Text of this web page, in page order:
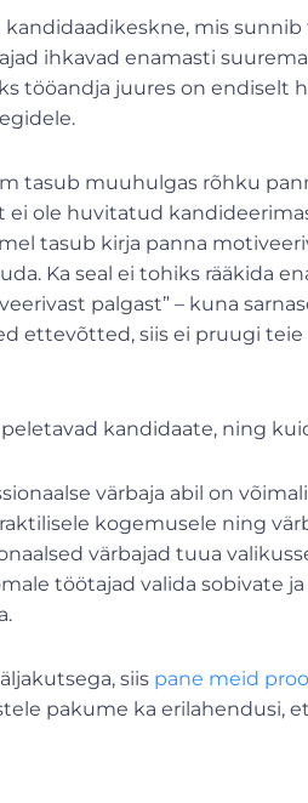
mis
ihkavad enamasti
tööandja juures on endiselt
tasub muuhulgas rõhku
ei ole huvitatud
tasub kirja panna
Ka seal ei tohiks rääkida
palgast” – kuna
ettevõtted, siis ei pruugi
kandidaate, ning
värbaja abil on
kogemusele ning
värbajad tuua
töötajad valida sobivate
siis pane meid
pakume ka erilahendusi,